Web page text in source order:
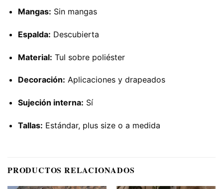
Mangas: Sin mangas
Espalda: Descubierta
Material: Tul sobre poliéster
Decoración: Aplicaciones y drapeados
Sujeción interna: Sí
Tallas: Estándar, plus size o a medida
PRODUCTOS RELACIONADOS